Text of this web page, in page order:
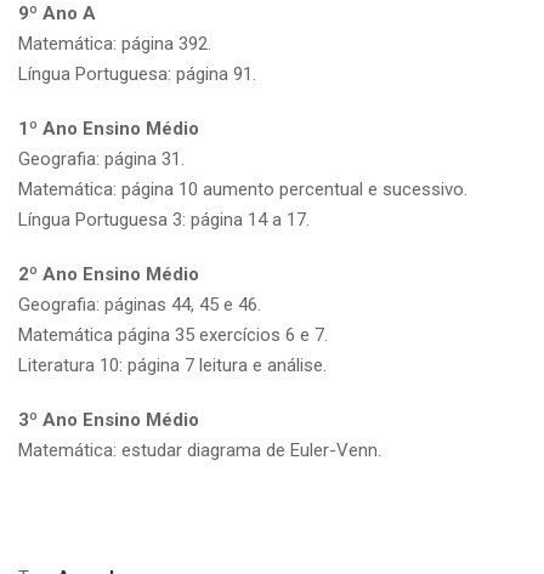
9º Ano A
Matemática: página 392.
Língua Portuguesa: página 91.
1º Ano Ensino Médio
Geografia: página 31.
Matemática: página 10 aumento percentual e sucessivo.
Língua Portuguesa 3: página 14 a 17.
2º Ano Ensino Médio
Geografia: páginas 44, 45 e 46.
Matemática página 35 exercícios 6 e 7.
Literatura 10: página 7 leitura e análise.
3º Ano Ensino Médio
Matemática: estudar diagrama de Euler-Venn.